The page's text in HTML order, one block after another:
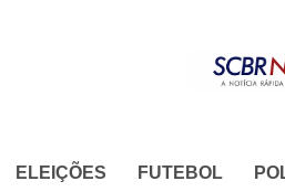
ELEIÇÕES FUTEBOL